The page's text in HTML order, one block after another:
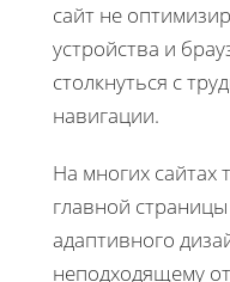
сайт не
устройства и
столкнуться с
навигации.
На многих
главной
адаптивного
неподходящему